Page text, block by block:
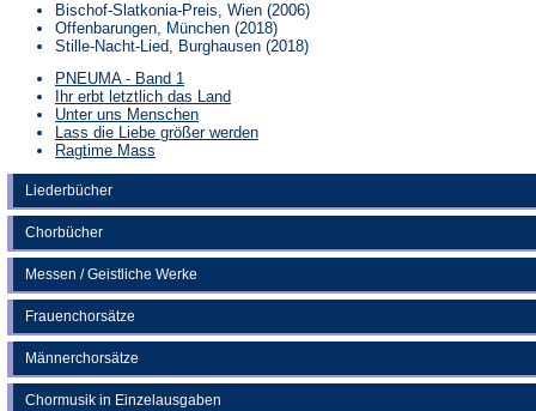
Liederbücher
Chorbücher
Messen / Geistliche Werke
Frauenchorsätze
Männerchorsätze
Chormusik in Einzelausgaben
Bischof-Slatkonia-Preis, Wien (2006)
Offenbarungen, München (2018)
Stille-Nacht-Lied, Burghausen (2018)
PNEUMA - Band 1
Ihr erbt letztlich das Land
Unter uns Menschen
Lass die Liebe größer werden
Ragtime Mass